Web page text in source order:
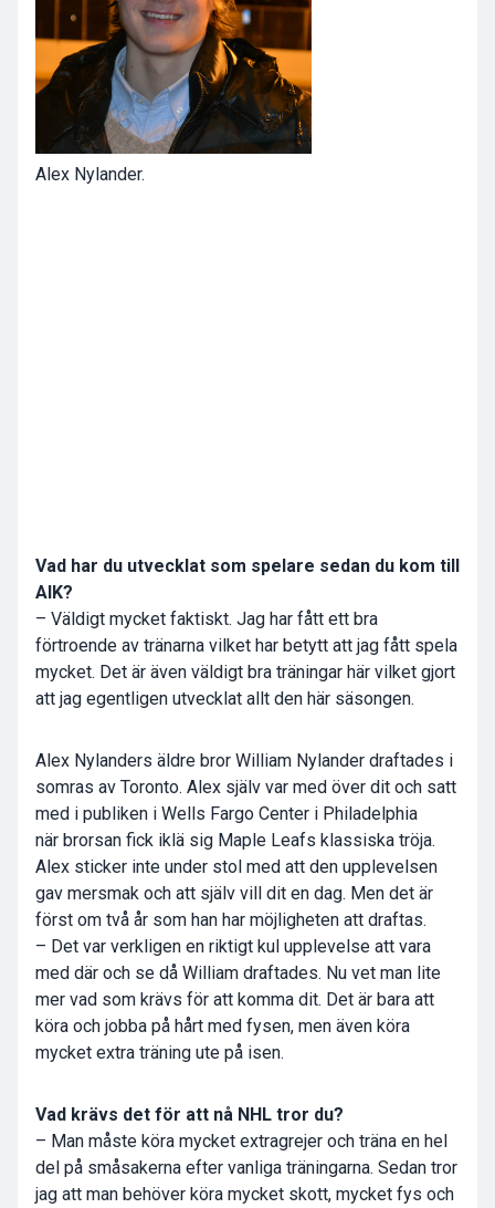
Alex Nylander.
Vad har du utvecklat som spelare sedan du kom till
AIK?
– Väldigt mycket faktiskt. Jag har fått ett bra
förtroende av tränarna vilket har betytt att jag fått spela
mycket. Det är även väldigt bra träningar här vilket gjort
att jag egentligen utvecklat allt den här säsongen.
Alex Nylanders äldre bror William Nylander draftades i
somras av Toronto. Alex själv var med över dit och satt
med i publiken i Wells Fargo Center i Philadelphia
när brorsan fick iklä sig Maple Leafs klassiska tröja.
Alex sticker inte under stol med att den upplevelsen
gav mersmak och att själv vill dit en dag. Men det är
först om två år som han har möjligheten att draftas.
– Det var verkligen en riktigt kul upplevelse att vara
med där och se då William draftades. Nu vet man lite
mer vad som krävs för att komma dit. Det är bara att
köra och jobba på hårt med fysen, men även köra
mycket extra träning ute på isen.
Vad krävs det för att nå NHL tror du?
– Man måste köra mycket extragrejer och träna en hel
del på småsakerna efter vanliga träningarna. Sedan tror
jag att man behöver köra mycket skott, mycket fys och